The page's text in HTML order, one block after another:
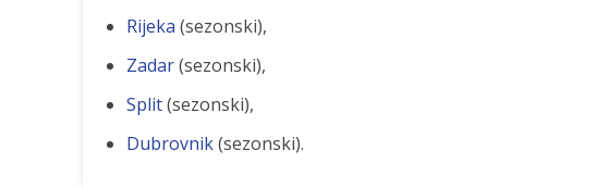
Rijeka (sezonski),
Zadar(sezonski),
Split(sezonski),
Dubrovnik(sezonski).